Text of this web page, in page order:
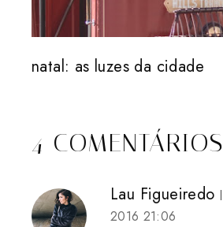
natal: as luzes da cidade
4 COMENTÁRIOS
Lau Figueiredo
2016 21:06